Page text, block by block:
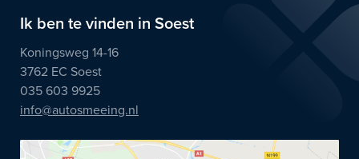
Ik ben te vinden in Soest
Koningsweg 14-16
3762 EC Soest
035 603 9925
info@autosmeeing.nl